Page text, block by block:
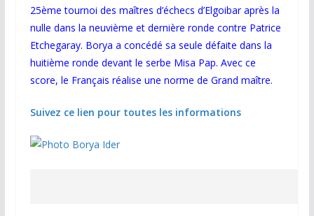
25ème tournoi des maîtres d’échecs d’Elgoibar après la
nulle dans la neuvième et dernière ronde contre Patrice
Etchegaray. Borya a concédé sa seule défaite dans la
huitième ronde devant le serbe Misa Pap. Avec ce
score, le Français réalise une norme de Grand maître.
Suivez ce lien pour toutes les informations